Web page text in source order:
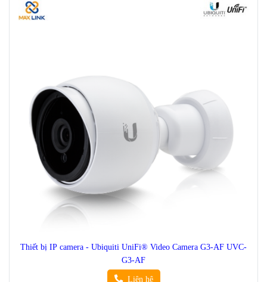
Thiết bị IP camera - Ubiquiti UniFi® Video Camera G3-AF UVC-
G3-AF
Liên hệ